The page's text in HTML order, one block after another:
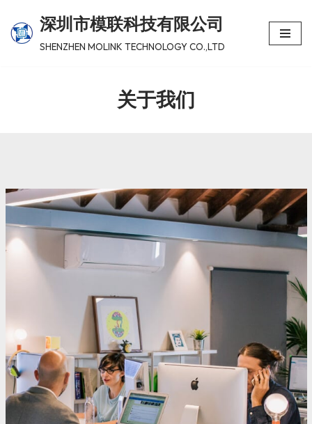
跳
深圳市模联科技有限公司
SHENZHEN MOLINK TECHNOLOGY CO.,LTD
关于我们